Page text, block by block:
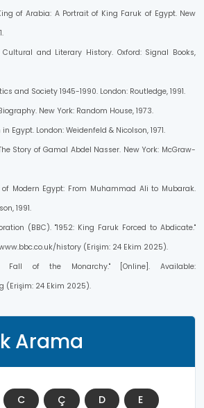
of Arabia: A Portrait of King Faruk of Egypt. New
Cultural and Literary History. Oxford: Signal Books,
and Society 1945-1990. London: Routledge, 1991.
New York: Random House, 1973.
Egypt. London: Weidenfeld & Nicolson, 1971.
Story of Gamal Abdel Nasser. New York: McGraw-
of Modern Egypt: From Muhammad Ali to Mubarak.
1991.
(BBC). "1952: King Faruk Forced to Abdicate."
history (Erişim: 24 Ekim 2025).
Fall of the Monarchy." [Online]. Available:
(Erişim: 24 Ekim 2025).
Arama
C Ç D
E